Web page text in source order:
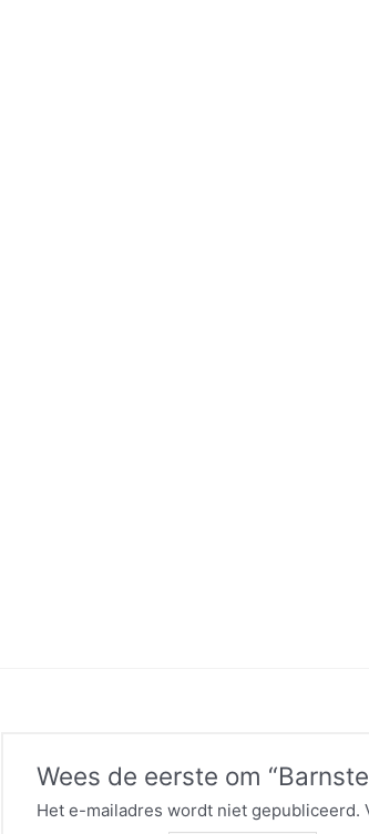
Wees de eerste om
Het e-mailadres wordt niet gepubliceerd.